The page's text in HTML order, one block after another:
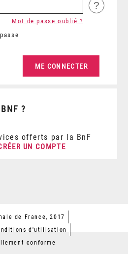
?
Mot de passe oublié ?
?
offerts par la BnF
UN COMPTE
de France, 2017
d'utilisation
conforme